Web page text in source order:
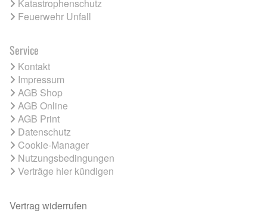
Katastrophenschutz
Feuerwehr Unfall
Service
Kontakt
Impressum
AGB Shop
AGB Online
AGB Print
Datenschutz
Cookie-Manager
Nutzungsbedingungen
Verträge hier kündigen
Vertrag widerrufen